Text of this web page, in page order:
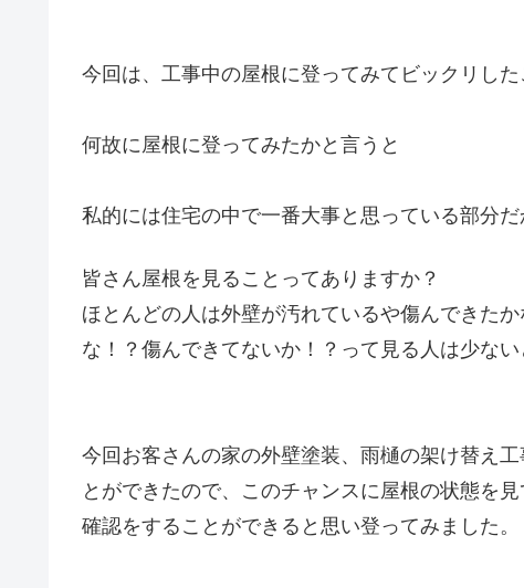
今回は、工事中の屋根に登ってみてビックリした
何故に屋根に登ってみたかと言うと
私的には住宅の中で一番大事と思っている部分だ
皆さん屋根を見ることってありますか？
ほとんどの人は外壁が汚れているや傷んできた
な！？傷んできてないか！？って見る人は少な
今回お客さんの家の外壁塗装、雨樋の架け替え
とができたので、このチャンスに屋根の状態を
確認をすることができると思い登ってみました。